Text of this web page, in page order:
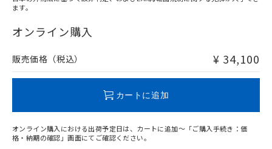
在庫等で未対応品が混在する可能性があります。
問い合わせください。
ます。
オンライン購入
販売価格（税込） ¥ 34,100
カートに追加
オンライン購入における出荷予定日は、カートに追加～「ご購入手続き：価
格・納期の確認」画面にてご確認ください。